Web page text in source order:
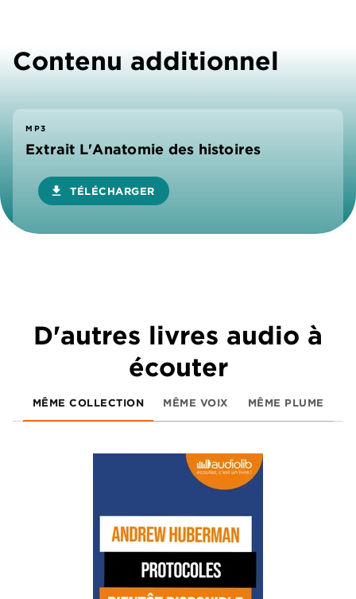
Contenu additionnel
MP3
Extrait L'Anatomie des histoires
download TÉLÉCHARGER
D'autres livres audio à
écouter
MÊME COLLECTION MÊME VOIX MÊME PLUME